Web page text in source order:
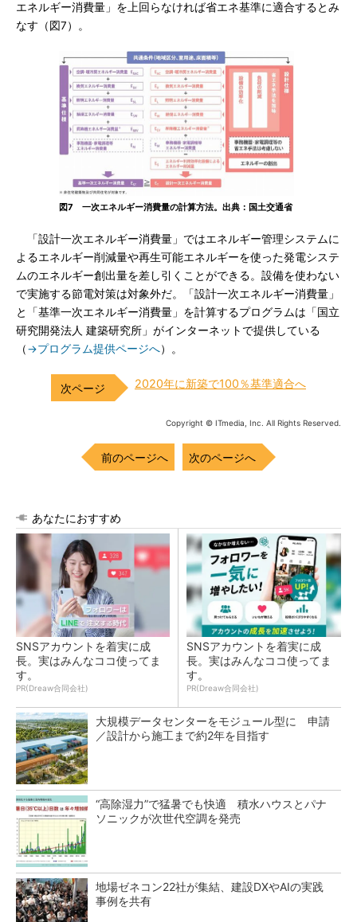
エネルギー消費量」を上回らなければ省エネ基準に適合するとみ
なす（図7）。
図7 一次エネルギー消費量の計算方法。出典：国土交通省
「設計一次エネルギー消費量」ではエネルギー管理システムに
よるエネルギー削減量や再生可能エネルギーを使った発電システ
ムのエネルギー創出量を差し引くことができる。設備を使わない
で実施する節電対策は対象外だ。「設計一次エネルギー消費量」
と「基準一次エネルギー消費量」を計算するプログラムは「国立
研究開発法人 建築研究所」がインターネットで提供している
（→プログラム提供ページへ）。
2020年に新築で100％基準適合へ
Copyright © ITmedia, Inc. All Rights Reserved.
前のページへ 次のページへ
あなたにおすすめ
SNSアカウントを着実に成
長。実はみんなココ使ってま
す。
PR(Dreaw合同会社)
SNSアカウントを着実に成
長。実はみんなココ使ってま
す。
PR(Dreaw合同会社)
大規模データセンターをモジュール型に 申請
／設計から施工まで約2年を目指す
“高除湿力”で猛暑でも快適 積水ハウスとパナ
ソニックが次世代空調を発売
地場ゼネコン22社が集結、建設DXやAIの実践
事例を共有